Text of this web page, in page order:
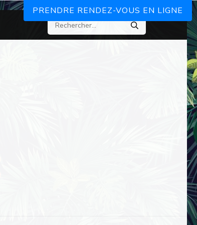
PRENDRE RENDEZ-VOUS EN LIGNE